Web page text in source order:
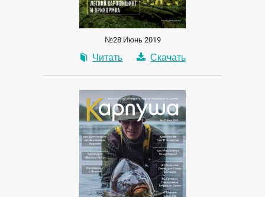
№28 Июнь 2019
Читать Скачать